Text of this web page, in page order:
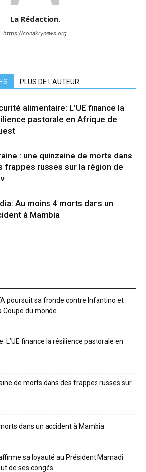
La Rédaction.
https://conakrynews.org
PLUS DE L'AUTEUR
alimentaire: L’UE finance la
pastorale en Afrique de
: une quinzaine de morts dans
frappes russes sur la région de
Au moins 4 morts dans un
à Mambia
poursuit sa fronde contre Infantino et
Coupe du monde
L’UE finance la résilience pastorale en
de morts dans des frappes russes sur
dans un accident à Mambia
sa loyauté au Président Mamadi
de ses congés